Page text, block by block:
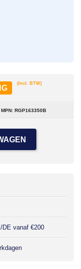
(Incl. BTW)
RGP163350B
DE vanaf €200